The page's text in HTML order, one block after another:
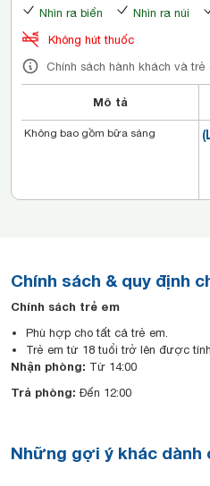
Nhìn ra biển Nhìn ra núi
Không hút thuốc
Chính sách hành khách và trẻ
Mô tả
Không bao gồm bữa sáng
Chính sách & quy định
Chính sách trẻ em
Phù hợp cho tất cả trẻ em.
Trẻ em từ 18 tuổi trở lên được
Nhận phòng: Từ 14:00
Trả phòng: Đến 12:00
Những gợi ý khác dành